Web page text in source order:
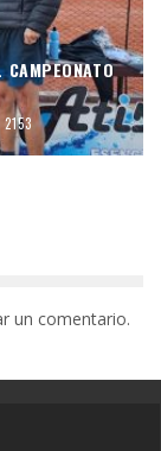
CAMPEONATO
2153
un comentario.